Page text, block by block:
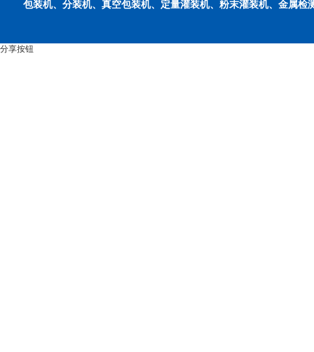
包装机、分装机、真空包装机、定量灌装机、粉末灌装机、金属检
分享按钮